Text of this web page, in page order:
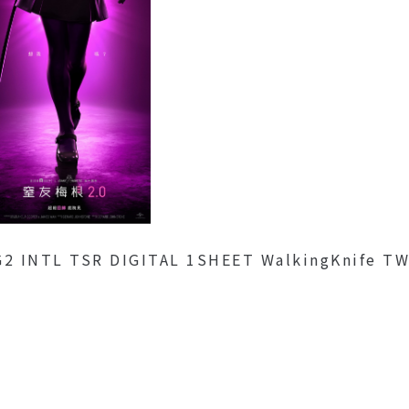
INTL TSR DIGITAL 1SHEET WalkingKnife